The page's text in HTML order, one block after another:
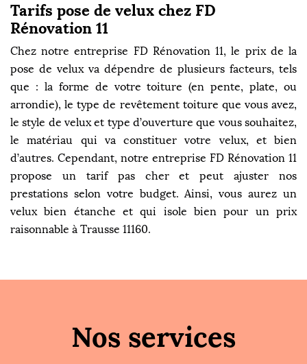
Tarifs pose de velux chez FD
Rénovation 11
Chez notre entreprise FD Rénovation 11, le prix de la
pose de velux va dépendre de plusieurs facteurs, tels
que : la forme de votre toiture (en pente, plate, ou
arrondie), le type de revêtement toiture que vous avez,
le style de velux et type d’ouverture que vous souhaitez,
le matériau qui va constituer votre velux, et bien
d’autres. Cependant, notre entreprise FD Rénovation 11
propose un tarif pas cher et peut ajuster nos
prestations selon votre budget. Ainsi, vous aurez un
velux bien étanche et qui isole bien pour un prix
raisonnable à Trausse 11160.
Nos services